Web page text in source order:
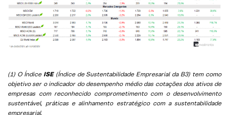
(1) O Índice ISE(Índice de Sustentabilidade Empresarial da B3) tem como
objetivo ser o indicador do desempenho médio das cotações dos ativos de
empresas com reconhecido comprometimento com o desenvolvimento
sustentável, práticas e alinhamento estratégico com a sustentabilidade
empresarial.